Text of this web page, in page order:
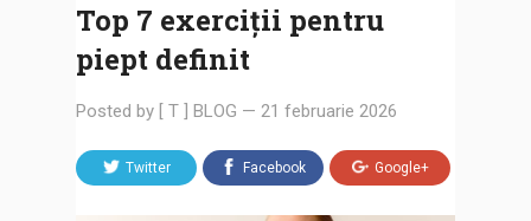
Top 7 exerciții pentru
piept definit
Posted by [ T ] BLOG — 21 februarie 2026
Twitter Facebook Google+